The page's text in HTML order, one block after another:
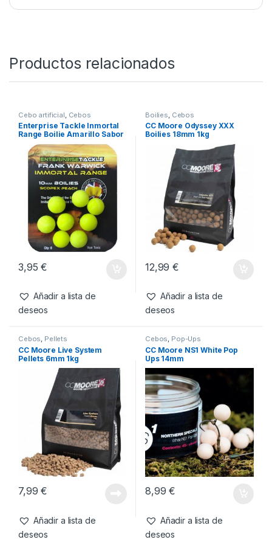
Productos relacionados
Cebo artificial Cebos
Enterprise Tackle Inmortal
Range Boilie Amarillo Sabor
Scopex Peach 10mm
3,95€
Añadir a lista de
deseos
Boilies Cebos
CC Moore Odyssey XXX
Boilies 18mm 1kg
12,99€
Añadir a lista de
deseos
Cebos, Pellets
CC Moore Live System
Pellets 6mm 1kg
7,99€
Añadir a lista de
deseos
Cebos, Pop-Ups
CC Moore NS1 White Pop
Ups 14mm
8,99€
Añadir a lista de
deseos